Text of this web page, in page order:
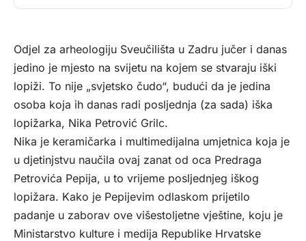
Odjel za arheologiju Sveučilišta u Zadru jučer i danas
jedino je mjesto na svijetu na kojem se stvaraju iški
lopiži. To nije „svjetsko čudo“, budući da je jedina
osoba koja ih danas radi posljednja (za sada) iška
lopižarka, Nika Petrović Grilc.
Nika je keramičarka i multimedijalna umjetnica koja je
u djetinjstvu naučila ovaj zanat od oca Predraga
Petrovića Pepija, u to vrijeme posljednjeg iškog
lopižara. Kako je Pepijevim odlaskom prijetilo
padanje u zaborav ove višestoljetne vještine, koju je
Ministarstvo kulture i medija Republike Hrvatske